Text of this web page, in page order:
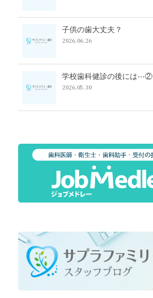
子供の歯大丈夫？
2026.06.26
学校歯科健診の後には⋯②
2026.05.30